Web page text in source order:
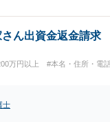
ん出資金返金請求
万円以上 #本名・住所・電
士